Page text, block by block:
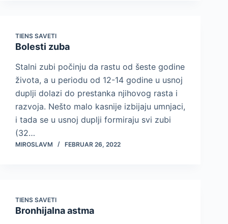
TIENS SAVETI
Bolesti zuba
Stalni zubi počinju da rastu od šeste godine
života, a u periodu od 12-14 godine u usnoj
duplji dolazi do prestanka njihovog rasta i
razvoja. Nešto malo kasnije izbijaju umnjaci,
i tada se u usnoj duplji formiraju svi zubi
(32…
MIROSLAVM FEBRUAR 26, 2022
TIENS SAVETI
Bronhijalna astma